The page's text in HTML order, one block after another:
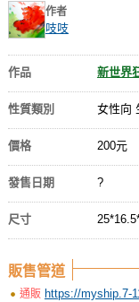
作者
吱吱
作品 新世界
性質類別 女性向
價格 200元
發售日期 ?
尺寸
販售管道
通販 https://myship.7-